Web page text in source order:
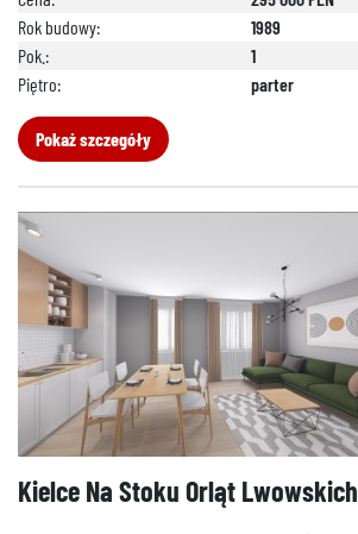
Rok budowy:
1989
Pok.:
1
Piętro:
parter
Pokaż szczegóły
Kielce Na Stoku Orląt Lwowskich